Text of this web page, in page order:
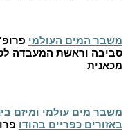
משבר המים העולמי
סביבה וראשת המעבדה
מכאנית
משבר מים עולמי ומיזם
באזורים כפריים בהודו